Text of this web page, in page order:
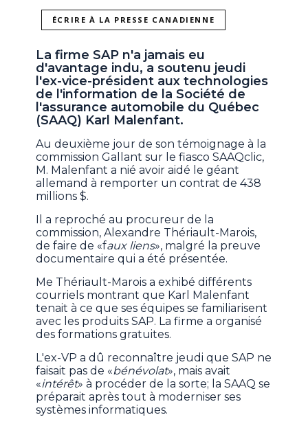
ÉCRIRE À LA PRESSE CANADIENNE
La firme SAP n'a jamais eu
d'avantage indu, a soutenu jeudi
l'ex-vice-président aux technologies
de l'information de la Société de
l'assurance automobile du Québec
(SAAQ) Karl Malenfant.
Au deuxième jour de son témoignage à la
commission Gallant sur le fiasco SAAQclic,
M. Malenfant a nié avoir aidé le géant
allemand à remporter un contrat de 438
millions $.
Il a reproché au procureur de la
commission, Alexandre Thériault-Marois,
de faire de «faux liens», malgré la preuve
documentaire qui a été présentée.
Me Thériault-Marois a exhibé différents
courriels montrant que Karl Malenfant
tenait à ce que ses équipes se familiarisent
avec les produits SAP. La firme a organisé
des formations gratuites.
L'ex-VP a dû reconnaître jeudi que SAP ne
faisait pas de «bénévolat», mais avait
«intérêt» à procéder de la sorte; la SAAQ se
préparait après tout à moderniser ses
systèmes informatiques.